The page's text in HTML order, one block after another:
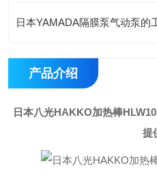
日本YAMADA隔膜泵气动泵的
产品介绍
日本八光HAKKO加热棒
提